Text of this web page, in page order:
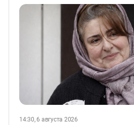
14:30, 6 августа 2026